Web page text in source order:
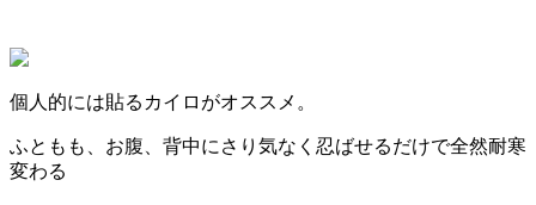
個人的には貼るカイロ がオススメ。
ふともも、お腹、背中にさり気なく忍ばせるだけで全然耐寒
変わる